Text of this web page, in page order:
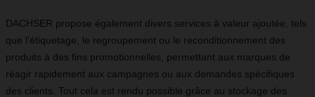
DACHSER propose également divers services à valeur ajoutée, tels
que l’étiquetage, le regroupement ou le reconditionnement des
produits à des fins promotionnelles, permettant aux marques de
réagir rapidement aux campagnes ou aux demandes spécifiques
des clients. Tout cela est rendu possible grâce au stockage des